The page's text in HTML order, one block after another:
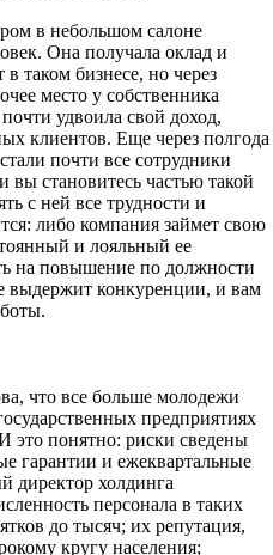
в небольшом салоне
Она получала оклад и
таком бизнесе, но через
место у собственника
удвоила свой доход,
клиентов. Еще через полгода
почти все сотрудники
вы становитесь частью такой
с ней все трудности и
либо компания займет свою
и лояльный ее
на повышение по должности
выдержит конкуренции, и вам
что все больше молодежи
предприятиях
это понятно: риски сведены
гарантии и ежеквартальные
директор холдинга
персонала в таких
до тысяч; их репутация,
кругу населения;